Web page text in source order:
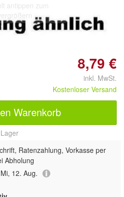
antippen zum
8,79 €
inkl. MwSt.
Kostenloser Versand
Warenkorb
Ratenzahlung, Vorkasse per
Abholung
12. Aug.